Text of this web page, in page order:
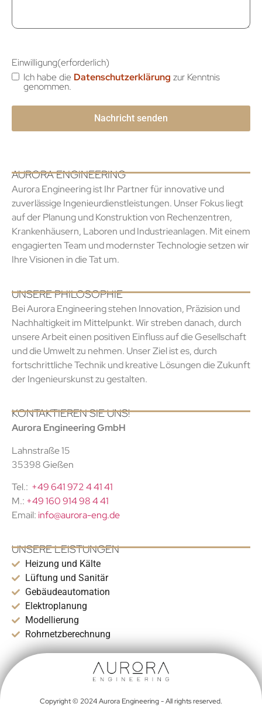
Einwilligung(erforderlich)
Ich habe die Datenschutzerklärung zur Kenntnis
genommen.
AURORA ENGINEERING
Aurora Engineering ist Ihr Partner für innovative und
zuverlässige Ingenieurdienstleistungen. Unser Fokus liegt
auf der Planung und Konstruktion von Rechenzentren,
Krankenhäusern, Laboren und Industrieanlagen. Mit einem
engagierten Team und modernster Technologie setzen wir
Ihre Visionen in die Tat um.
UNSERE PHILOSOPHIE
Bei Aurora Engineering stehen Innovation, Präzision und
Nachhaltigkeit im Mittelpunkt. Wir streben danach, durch
unsere Arbeit einen positiven Einfluss auf die Gesellschaft
und die Umwelt zu nehmen. Unser Ziel ist es, durch
fortschrittliche Technik und kreative Lösungen die Zukunft
der Ingenieurskunst zu gestalten.
KONTAKTIEREN SIE UNS!
Aurora Engineering GmbH
Lahnstraße 15
35398 Gießen
Tel.: +49 641 972 4 41 41
M.: +49 160 914 98 4 41
Email: info@aurora-eng.de
UNSERE LEISTUNGEN
Heizung und Kälte
Lüftung und Sanitär
Gebäudeautomation
Elektroplanung
Modellierung
Rohrnetzberechnung
Copyright © 2024 Aurora Engineering - All rights reserved.